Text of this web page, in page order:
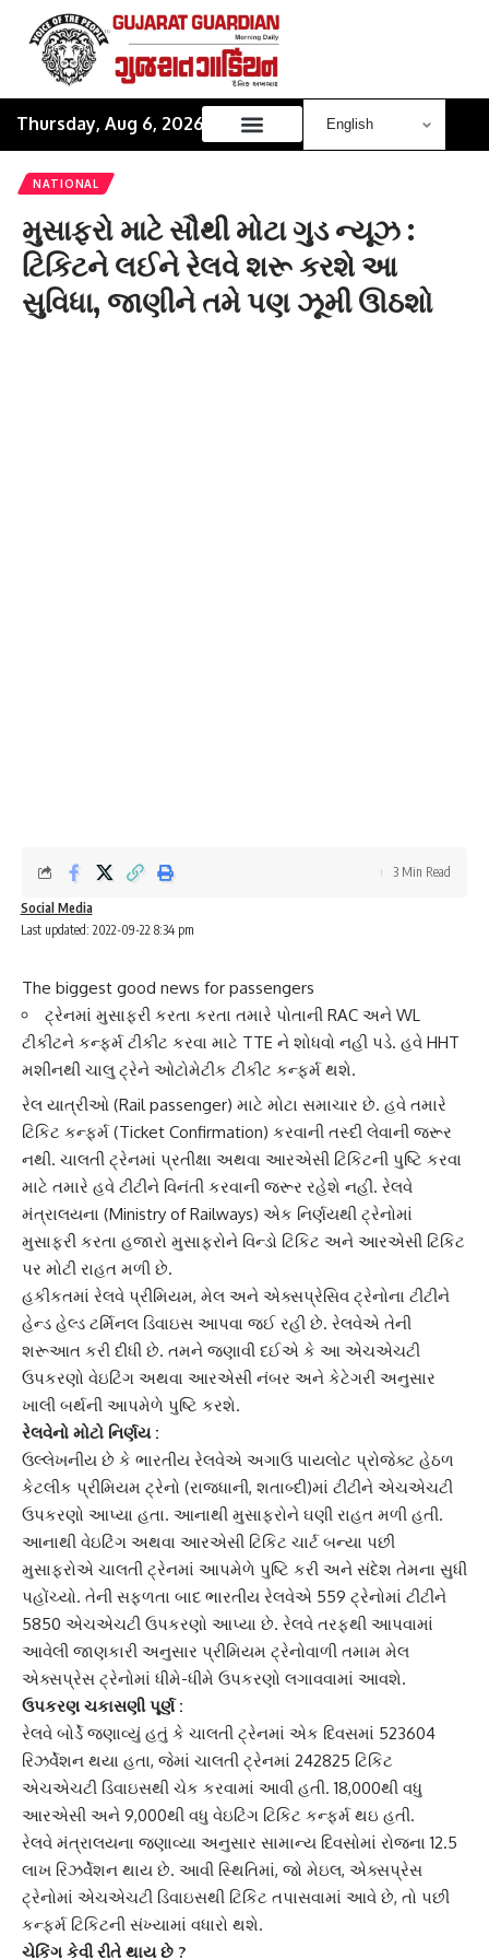
Thursday, Aug 6, 2026
NATIONAL
મુસાફરો માટે સૌથી મોટા ગુડ ન્યૂઝ :
ટિકિટને લઈને રેલવે શરૂ કરશે આ
સુવિધા, જાણીને તમે પણ ઝૂમી ઊઠશો
Last updated: 2022-09-22 8:34 pm
Social Media
3 Min Read
The biggest good news for passengers
ટ્રેનમાં મુસાફરી કરતા કરતા તમારે પોતાની RAC અને WL
ટીકીટને કન્ફર્મ ટીકીટ કરવા માટે TTE ને શોધવો નહી પડે. હવે HHT
મશીનથી ચાલુ ટ્રેને ઓટોમેટીક ટીકીટ કન્ફર્મ થશે.
રેલ યાત્રીઓ (Rail passenger) માટે મોટા સમાચાર છે. હવે તમારે
ટિકિટ કન્ફર્મ(Ticket Confirmation) કરવાની તસ્દી લેવાની જરૂર
નથી. ચાલતી ટ્રેનમાં પ્રતીક્ષા અથવા આરએસી ટિકિટની પુષ્ટિ કરવા
માટે તમારે હવે ટીટીને વિનંતી કરવાની જરૂર રહેશે નહીં. રેલવે
મંત્રાલયના (Ministry of Railways) એક નિર્ણયથી ટ્રેનોમાં
મુસાફરી કરતા હજારો મુસાફરોને વિન્ડો ટિકિટ અને આરએસી ટિકિટ
પર મોટી રાહત મળી છે.
હકીકતમાં રેલવે પ્રીમિયમ, મેલ અને એક્સપ્રેસિવ ટ્રેનોના ટીટીને
હેન્ડ હેલ્ડ ટર્મિનલ ડિવાઇસ આપવા જઈ રહી છે. રેલવેએ તેની
શરૂઆત કરી દીધી છે. તમને જણાવી દઈએ કે આ એચએચટી
ઉપકરણો વેઇટિંગ અથવા આરએસી નંબર અને કેટેગરી અનુસાર
ખાલી બર્થની આપમેળે પુષ્ટિ કરશે.
રેલવેનો મોટો નિર્ણય :
ઉલ્લેખનીય છે કે ભારતીય રેલવેએ અગાઉ પાયલોટ પ્રોજેક્ટ હેઠળ
કેટલીક પ્રીમિયમ ટ્રેનો (રાજધાની, શતાબ્દી)માં ટીટીને એચએચટી
ઉપકરણો આપ્યા હતા. આનાથી મુસાફરોને ઘણી રાહત મળી હતી.
આનાથી વેઇટિંગ અથવા આરએસી ટિકિટ ચાર્ટ બન્યા પછી
મુસાફરોએ ચાલતી ટ્રેનમાં આપમેળે પુષ્ટિ કરી અને સંદેશ તેમના સુધી
પહોંચ્યો. તેની સફળતા બાદ ભારતીય રેલવેએ 559 ટ્રેનોમાં ટીટીને
5850 એચએચટી ઉપકરણો આપ્યા છે. રેલવે તરફથી આપવામાં
આવેલી જાણકારી અનુસાર પ્રીમિયમ ટ્રેનોવાળી તમામ મેલ
એક્સપ્રેસ ટ્રેનોમાં ધીમે-ધીમે ઉપકરણો લગાવવામાં આવશે.
ઉપકરણ ચકાસણી પૂર્ણ :
રેલવે બોર્ડે જણાવ્યું હતું કે ચાલતી ટ્રેનમાં એક દિવસમાં 523604
રિઝર્વેશન થયા હતા, જેમાં ચાલતી ટ્રેનમાં 242825 ટિકિટ
એચએચટી ડિવાઇસથી ચેક કરવામાં આવી હતી. 18,000થી વધુ
આરએસી અને 9,000થી વધુ વેઇટિંગ ટિકિટ કન્ફર્મ થઇ હતી.
રેલવે મંત્રાલયના જણાવ્યા અનુસાર સામાન્ય દિવસોમાં રોજના 12.5
લાખ રિઝર્વેશન થાય છે. આવી સ્થિતિમાં, જો મેઇલ, એક્સપ્રેસ
ટ્રેનોમાં એચએચટી ડિવાઇસથી ટિકિટ તપાસવામાં આવે છે, તો પછી
કન્ફર્મ ટિકિટની સંખ્યામાં વધારો થશે.
ચેકિંગ કેવી રીતે થાય છે ?